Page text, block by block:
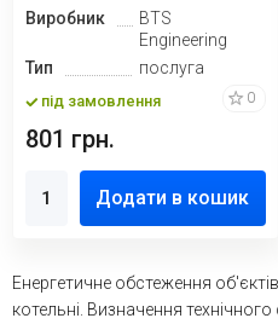
Виробник
BTS
Engineering
Тип
послуга
під замовлення 0
801 грн.
Додати в кошик
Енергетичне обстеження
котельні. Визначення